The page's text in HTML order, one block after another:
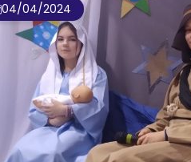
04/04/2024